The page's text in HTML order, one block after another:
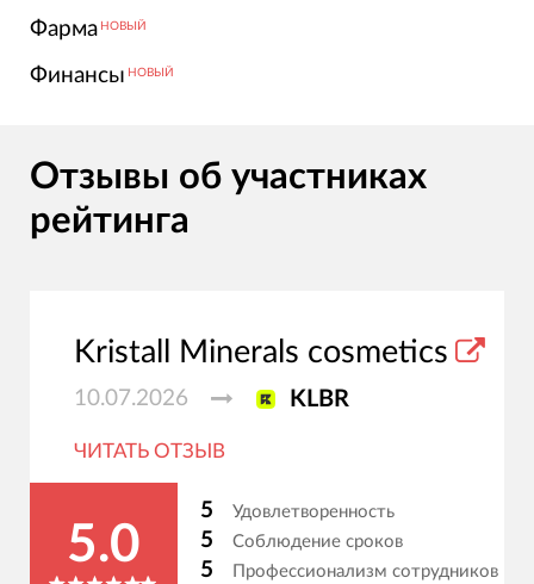
Фарма НОВЫЙ
Финансы НОВЫЙ
Отзывы об участниках
рейтинга
Kristall Minerals cosmetics
10.07.2026 KLBR
ЧИТАТЬ ОТЗЫВ
5.0
5 Удовлетворенность
5 Соблюдение сроков
5 Профессионализм сотрудников